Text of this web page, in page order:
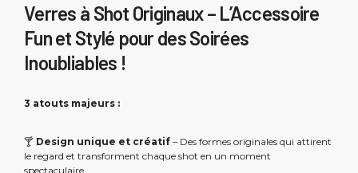
Verres à Shot Originaux – L’Accessoire
Fun et Stylé pour des Soirées
Inoubliables !
3 atouts majeurs :
🍸 Design unique et créatif – Des formes originales qui attirent
le regard et transforment chaque shot en un moment
spectaculaire.